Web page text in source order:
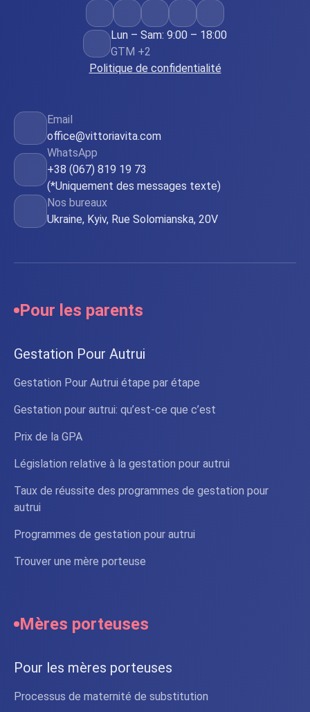
Lun – Sam: 9:00 – 18:00
GTM +2
Politique de confidentialité
Email
office@vittoriavita.com
WhatsApp
+38 (067) 819 19 73
(*Uniquement des messages texte)
Nos bureaux
Ukraine, Kyiv, Rue Solomianska, 20V
Pour les parents
Gestation Pour Autrui
Gestation Pour Autrui étape par étape
Gestation pour autrui: qu’est-ce que c’est
Prix de la GPA
Législation relative à la gestation pour autrui
Taux de réussite des programmes de gestation pour
autrui
Programmes de gestation pour autrui
Trouver une mère porteuse
Mères porteuses
Pour les mères porteuses
Processus de maternité de substitution